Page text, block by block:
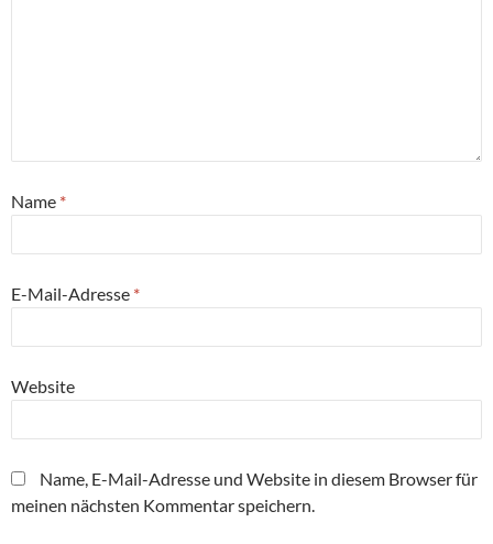
Name *
E-Mail-Adresse *
Website
Name, E-Mail-Adresse und Website in diesem Browser für
meinen nächsten Kommentar speichern.